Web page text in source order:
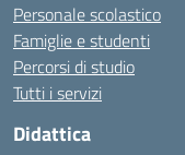
Personale scolastico
Famiglie e studenti
Percorsi di studio
Tutti i servizi
Didattica